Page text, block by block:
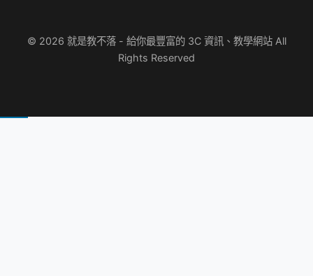
© 2026 就是教不落 - 給你最豐富的 3C 資訊、教學網站 All
Rights Reserved